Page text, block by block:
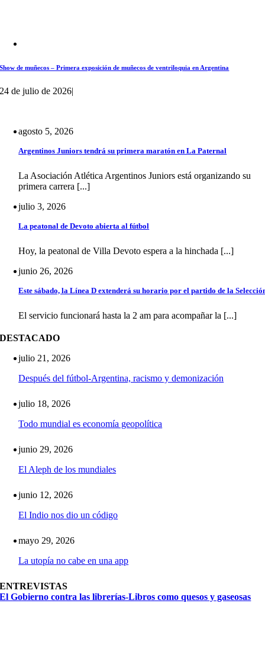
Show de muñecos – Primera exposición de muñecos de ventriloquia en Argentina
24 de julio de 2026|
agosto 5, 2026
Argentinos Juniors tendrá su primera maratón en La Paternal
La Asociación Atlética Argentinos Juniors está organizando su
primera carrera [...]
julio 3, 2026
La peatonal de Devoto abierta al fútbol
Hoy, la peatonal de Villa Devoto espera a la hinchada [...]
junio 26, 2026
Este sábado, la Línea D extenderá su horario por el partido de la
El servicio funcionará hasta la 2 am para acompañar la [...]
DESTACADO
julio 21, 2026
Después del fútbol-Argentina, racismo y demonización
julio 18, 2026
Todo mundial es economía geopolítica
junio 29, 2026
El Aleph de los mundiales
junio 12, 2026
El Indio nos dio un código
mayo 29, 2026
La utopía no cabe en una app
ENTREVISTAS
El Gobierno contra las librerías-Libros como quesos y gaseosas